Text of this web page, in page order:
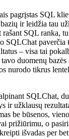
pagrįstas SQL
ir leidžia tau
SQL ranka,
SQLChat paverčia
– visa tai
duomenų bazės
nurodo tikrus
SQLChat,
ir užklausų
be būsenos,
prižiūrimu, o
išvadas per